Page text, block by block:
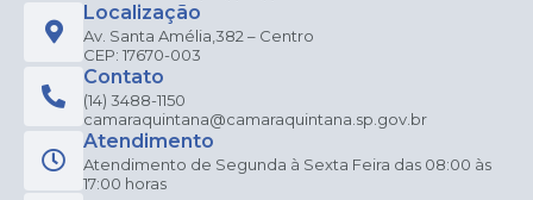
Localização
Av. Santa Amélia,382 – Centro
CEP: 17670-003
Contato
(14) 3488-1150
camaraquintana@camaraquintana.sp.gov.br
Atendimento
Atendimento de Segunda à Sexta Feira das 08:00 às
17:00 horas